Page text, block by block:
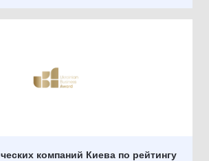
компаний Киева по рейтингу